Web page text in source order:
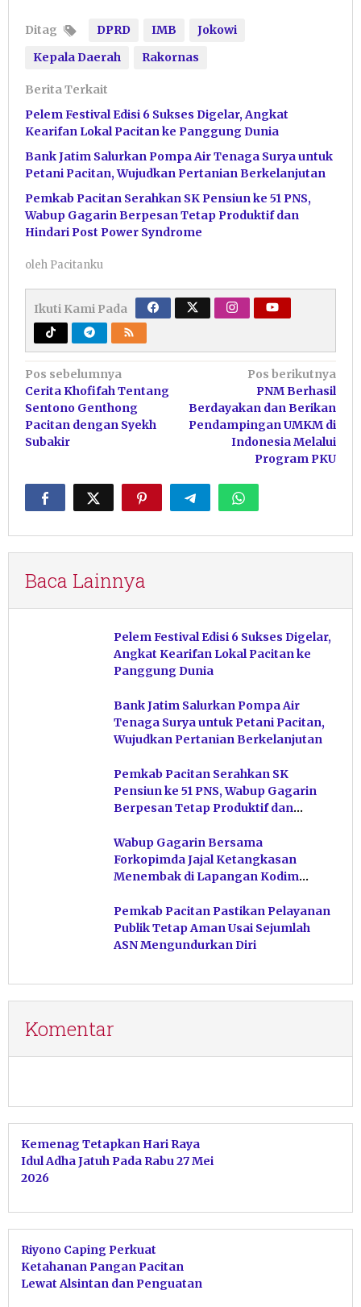
Ditag DPRD IMB
Jokowi
Kepala Daerah
Rakornas
Berita Terkait
Pelem Festival Edisi 6 Sukses Digelar, Angkat
Kearifan Lokal Pacitan ke Panggung Dunia
Bank Jatim Salurkan Pompa Air Tenaga Surya untuk
Petani Pacitan, Wujudkan Pertanian Berkelanjutan
Pemkab Pacitan Serahkan SK Pensiun ke 51 PNS,
Wabup Gagarin Berpesan Tetap Produktif dan
Hindari Post Power Syndrome
oleh Pacitanku
Ikuti Kami Pada
Navigasi
pos
Pos sebelumnya
Cerita Khofifah Tentang
Sentono Genthong
Pacitan dengan Syekh
Subakir
Pos berikutnya
PNM Berhasil
Berdayakan dan Berikan
Pendampingan UMKM di
Indonesia Melalui
Program PKU
Baca Lainnya
Pelem Festival Edisi 6 Sukses Digelar,
Angkat Kearifan Lokal Pacitan ke
Panggung Dunia
Bank Jatim Salurkan Pompa Air
Tenaga Surya untuk Petani Pacitan,
Wujudkan Pertanian Berkelanjutan
Pemkab Pacitan Serahkan SK
Pensiun ke 51 PNS, Wabup Gagarin
Berpesan Tetap Produktif dan
Wabup Gagarin Bersama
Forkopimda Jajal Ketangkasan
Menembak di Lapangan Kodim
Pemkab Pacitan Pastikan Pelayanan
Publik Tetap Aman Usai Sejumlah
ASN Mengundurkan Diri
Komentar
Kemenag Tetapkan Hari Raya
Idul Adha Jatuh Pada Rabu 27 Mei
2026
Riyono Caping Perkuat
Ketahanan Pangan Pacitan
Lewat Alsintan dan Penguatan